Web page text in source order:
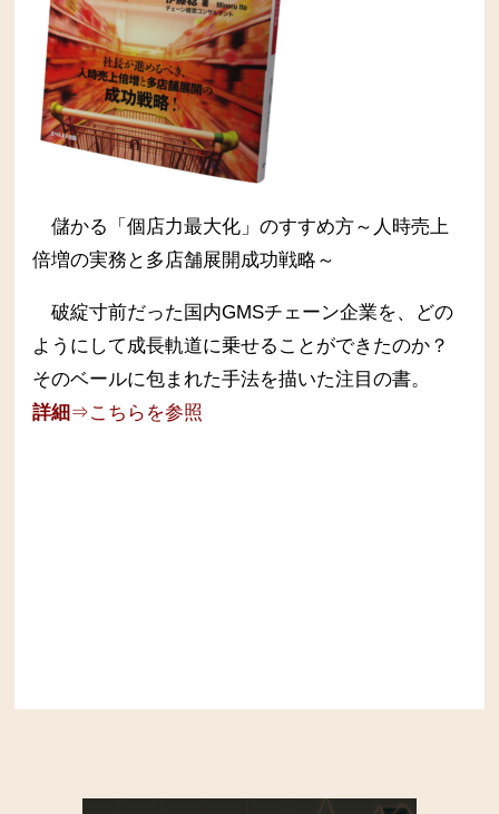
儲かる「個店力最大化」のすすめ方～人時売上
倍増の実務と多店舗展開成功戦略～
破綻寸前だった国内GMSチェーン企業を、どの
ようにして成長軌道に乗せることができたのか？
そのベールに包まれた手法を描いた注目の書。
詳細⇒こちらを参照